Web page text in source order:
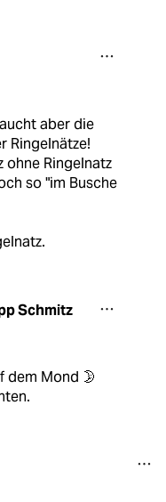
aber die
Ringelnätze!
ohne Ringelnatz
so "im Busche
Schmitz
dem Mond 🌛